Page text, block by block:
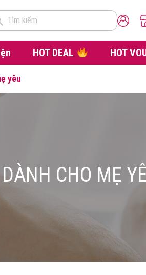
Tìm kiếm
HOT DEAL HOT
yêu
CHO MẸ